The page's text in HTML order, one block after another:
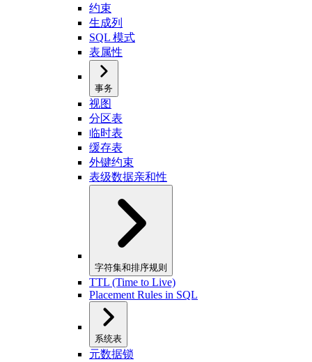
约束
生成列
SQL 模式
表属性
事务
视图
分区表
临时表
缓存表
外键约束
表级数据亲和性
字符集和排序规则
TTL (Time to Live)
Placement Rules in SQL
系统表
元数据锁